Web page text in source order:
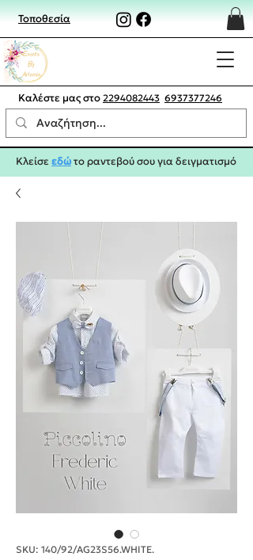
Τοποθεσία
Καλέστε μας στο 2294082443 6937377246
Κλείσεεδώτο ραντεβού σου για δειγματισμό
SKU: 140/92/AG23S56.WHITE.